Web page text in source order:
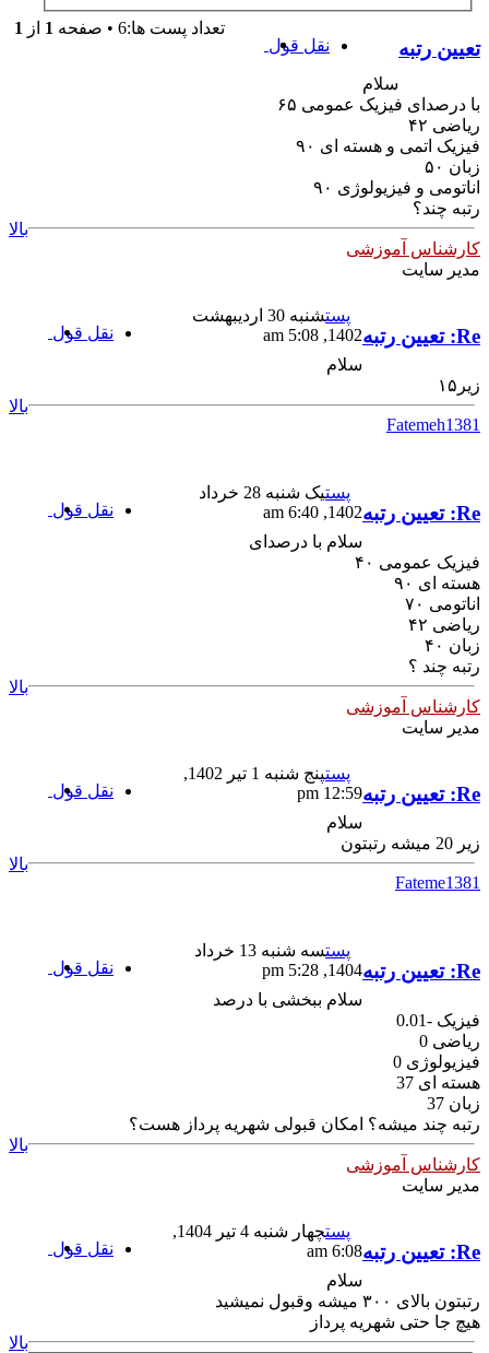
تعداد پست ها:6 • صفحه 1 از 1
تعیین رتبه نقل قول
سلام
با درصدای فیزیک عمومی ۶۵
ریاضی ۴۲
فیزیک اتمی و هسته ای ۹۰
زبان ۵۰
اناتومی و فیزیولوژی ۹۰
رتبه چند؟
بالا
کارشناس آموزشی
مدیر سایت
Re: تعیین رتبه نقل قول
پست
شنبه 30 اردیبهشت
1402, 5:08 am
سلام
زیر۱۵
بالا
Fatemeh1381
Re: تعیین رتبه نقل قول
پست
یک شنبه 28 خرداد
1402, 6:40 am
سلام با درصدای
فیزیک عمومی ۴۰
هسته ای ۹۰
اناتومی ۷۰
ریاضی ۴۲
زبان ۴۰
رتبه چند ؟
بالا
کارشناس آموزشی
مدیر سایت
Re: تعیین رتبه نقل قول
پست
پنج شنبه 1 تیر 1402,
12:59 pm
سلام
زیر 20 میشه رتبتون
بالا
Fateme1381
Re: تعیین رتبه نقل قول
پست
سه شنبه 13 خرداد
1404, 5:28 pm
سلام ببخشی با درصد
فیزیک -0.01
ریاضی 0
فیزیولوژی 0
هسته ای 37
زبان 37
رتبه چند میشه؟ امکان قبولی شهریه پرداز هست؟
بالا
کارشناس آموزشی
مدیر سایت
Re: تعیین رتبه نقل قول
پست
چهار شنبه 4 تیر 1404,
6:08 am
سلام
رتبتون بالای ۳۰۰ میشه وقبول نمیشید
هیچ جا حتی شهریه پرداز
بالا